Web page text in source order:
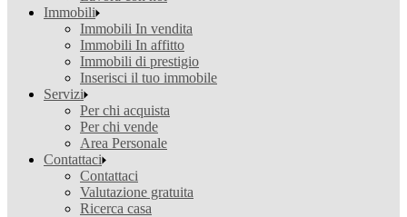
Immobili
Immobili In vendita
Immobili In affitto
Immobili di prestigio
Inserisci il tuo immobile
Servizi
Per chi acquista
Per chi vende
Area Personale
Contattaci
Contattaci
Valutazione gratuita
Ricerca casa